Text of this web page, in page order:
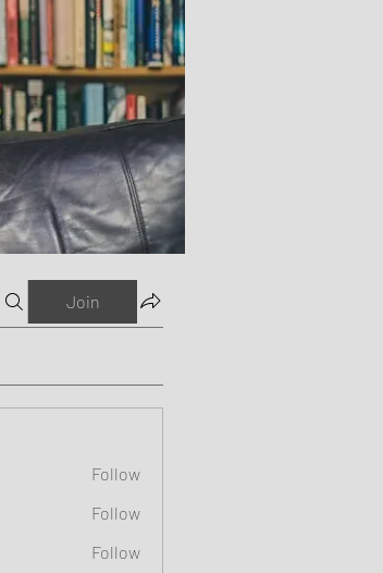
Join
Follow
Follow
Follow